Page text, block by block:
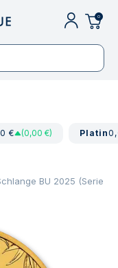
0
€ (0,00 €) Platin
BU 2025 (Serie